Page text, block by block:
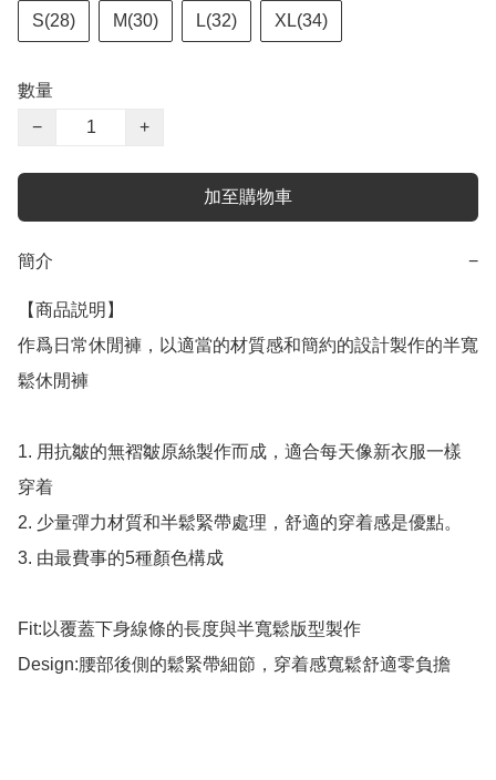
S(28) M(30) L(32) XL(34)
數量
−
+
加至購物車
簡介 −
【商品説明】
作爲日常休閒褲，以適當的材質感和簡約的設計製作的半寬
鬆休閒褲
1. 用抗皺的無褶皺原絲製作而成，適合每天像新衣服一樣
穿着
2. 少量彈力材質和半鬆緊帶處理，舒適的穿着感是優點。
3. 由最費事的5種顏色構成
Fit:以覆蓋下身線條的長度與半寬鬆版型製作
Design:腰部後側的鬆緊帶細節，穿着感寬鬆舒適零負擔